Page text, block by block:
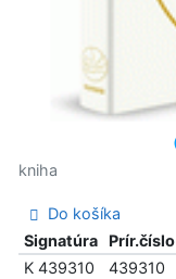
kniha
Do košíka
Signatúra
Prír.číslo
K 439310
439310